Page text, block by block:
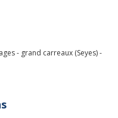
- grand carreaux (Seyes) -